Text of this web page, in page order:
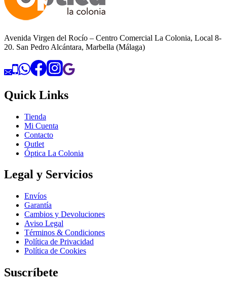
Avenida Virgen del Rocío – Centro Comercial La Colonia, Local 8-
20. San Pedro Alcántara, Marbella (Málaga)
Quick Links
Tienda
Mi Cuenta
Contacto
Outlet
Óptica La Colonia
Legal y Servicios
Envíos
Garantía
Cambios y Devoluciones
Aviso Legal
Términos & Condiciones
Política de Privacidad
Política de Cookies
Suscríbete